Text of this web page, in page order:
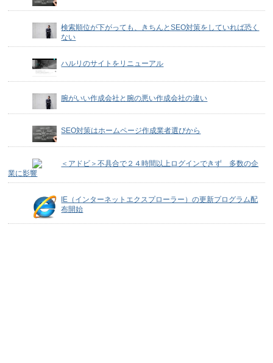
検索順位が下がっても、きちんとSEO対策をしていれば恐く
ない
ハルリのサイトをリニューアル
腕がいい作成会社と腕の悪い作成会社の違い
SEO対策はホームページ作成業者選びから
＜アドビ＞不具合で２４時間以上ログインできず 多数の企
業に影響
IE（インターネットエクスプローラー）の更新プログラム配
布開始